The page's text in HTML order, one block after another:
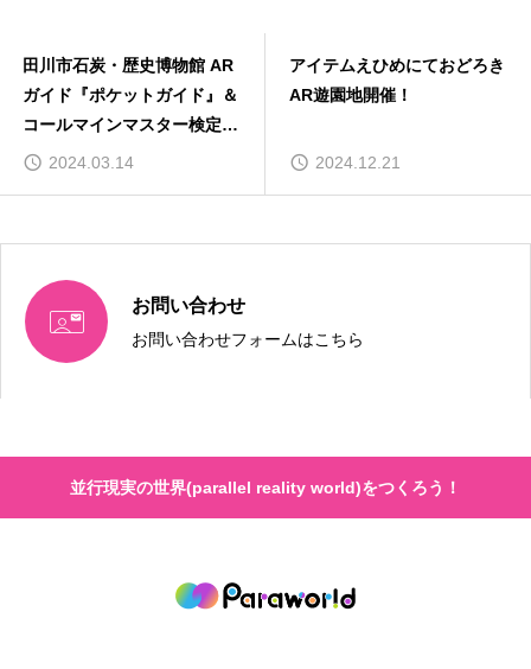
田川市石炭・歴史博物館 AR
ガイド『ポケットガイド』＆
コールマインマスター検定公
開中2024.03.14
アイテムえひめにておどろき
AR遊園地開催！
2024.12.21
 お問い合わせ
お問い合わせフォームはこちら
並行現実の世界(parallel reality world)をつくろう！